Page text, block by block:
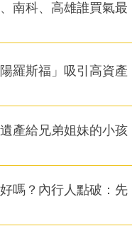
南科、高雄誰買氣最
羅斯福」吸引高資產
產給兄弟姐妹的小孩
嗎？內行人點破：先